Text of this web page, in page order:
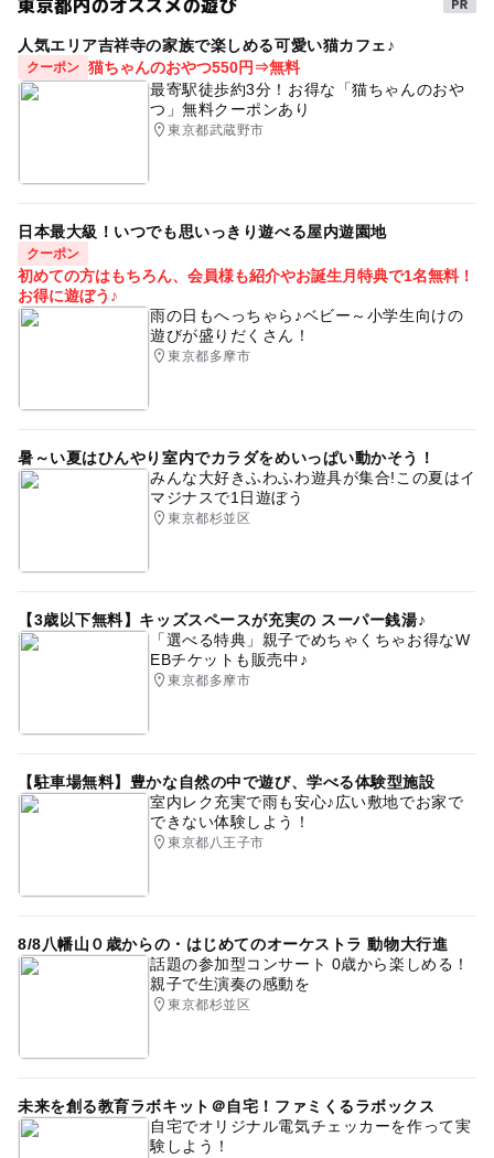
（第二）
TEL ：03-3820-3526 住所：江東区平野4-6-1 駐車台
数：29台
冬休み2025-2026 BBQのできる公園 GW2016
ゴールデンウィーク2015 ベビーカーOK
東京メトロ東西線 GW(ゴールデンウィーク)2016
朝から遊べる 暑い日でもOK 夏休み2014
じゃぶじゃぶ池 駐車場あり 公園でバーベキュー場
森のある公園 防災 ドライブ 食事持込OK
ゴールデンウィーク2016
人気エリア吉祥寺の家族で楽しめる可愛い猫カフェ♪
クーポン 猫ちゃんのおやつ550円⇒無料
最寄駅徒歩約3分！お得な「猫ちゃんのおや
つ」無料クーポンあり
東京都武蔵野市
日本最大級！いつでも思いっきり遊べる屋内遊園地
クーポン
初めての方はもちろん、会員様も紹介やお誕生月特典で1名無料！
お得に遊ぼう♪
雨の日もへっちゃら♪ベビー～小学生向けの
遊びが盛りだくさん！
東京都多摩市
暑～い夏はひんやり室内でカラダをめいっぱい動かそう！
みんな大好きふわふわ遊具が集合!この夏はイ
マジナスで1日遊ぼう
東京都杉並区
【3歳以下無料】キッズスペースが充実の スーパー銭湯♪
「選べる特典」親子でめちゃくちゃお得なW
EBチケットも販売中♪
東京都多摩市
【駐車場無料】豊かな自然の中で遊び、学べる体験型施設
室内レク充実で雨も安心♪広い敷地でお家で
できない体験しよう！
東京都八王子市
8/8八幡山０歳からの・はじめてのオーケストラ 動物大行進
話題の参加型コンサート 0歳から楽しめる！
親子で生演奏の感動を
東京都杉並区
未来を創る教育ラボキット＠自宅！ファミくるラボックス
自宅でオリジナル電気チェッカーを作って実
験しよう！